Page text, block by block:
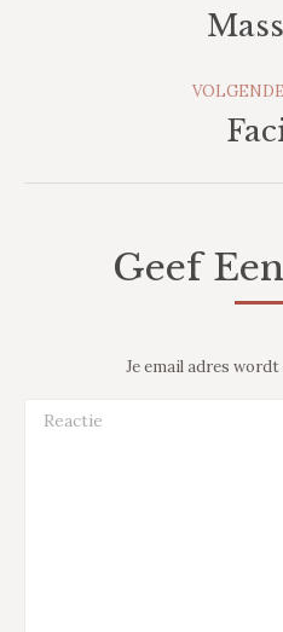
Geef
Je email adres
Reactie